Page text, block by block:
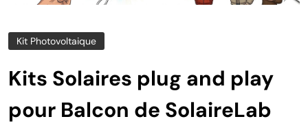
Kit Photovoltaique
Kits Solaires plug and play
pour Balcon de SolaireLab